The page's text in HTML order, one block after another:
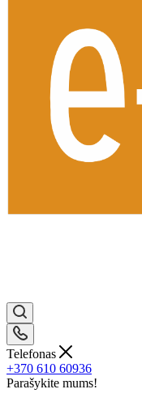
Telefonas
+370 610 60936
Parašykite mums!